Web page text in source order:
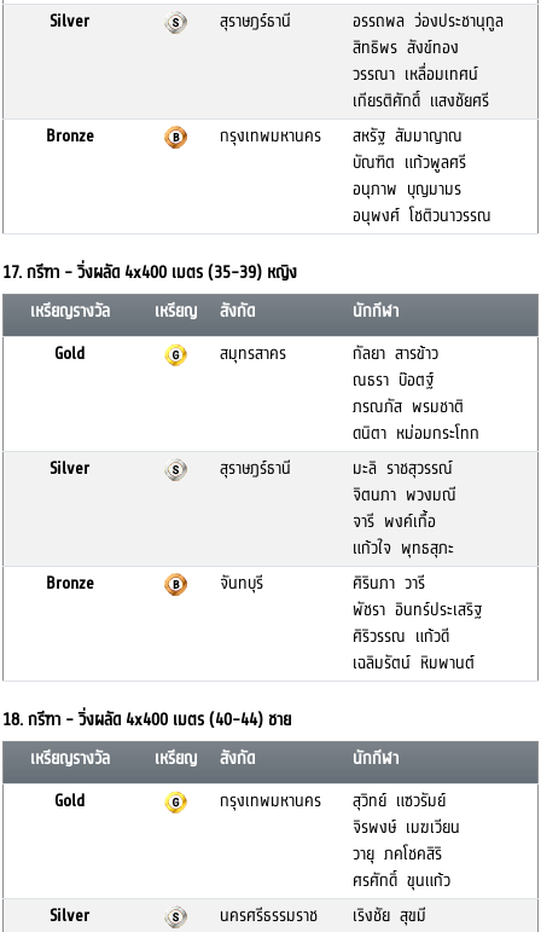
Silver
สุราษฎร์ธานี
อรรถพล ว่องประชานุกูล
สิทธิพร สังข์ทอง
วรรณา เหลื่อมเทศน์
เกียรติศักดิ์ แสงชัยศรี
Bronze
กรุงเทพมหานคร
สหรัฐ สัมมาญาณ
บัณฑิต แก้วพูลศรี
อนุภาพ บุญมามร
อนุพงศ์ โชติวนาวรรณ
17. กรีฑา - วิ่งผลัด 4x400 เมตร (35-39) หญิง
เหรียญรางวัล
เหรียญ สังกัด
นักกีฬา
Gold
สมุทรสาคร
กัลยา สารข้าว
ณธรา บ๊อตฐ์
ภรณภัส พรมชาติ
ดนิตา หม่อมกระโทก
Silver
สุราษฎร์ธานี
มะลิ ราชสุวรรณ์
จิตนภา พวงมณี
จารี พงค์เกื้อ
แก้วใจ พุทธสุภะ
Bronze
จันทบุรี
ศิรินภา วารี
พัชรา อินทร์ประเสริฐ
ศิริวรรณ แก้วดี
เฉลิมรัตน์ หิมพานต์
18. กรีฑา - วิ่งผลัด 4x400 เมตร (40-44) ชาย
เหรียญรางวัล
เหรียญ สังกัด
นักกีฬา
Gold
กรุงเทพมหานคร
สุวิทย์ แซวรัมย์
จิรพงษ์ เมฆเวียน
วายุ ภคโชคสิริ
ศรศักดิ์ ขุนแก้ว
Silver
นครศรีธรรมราช
เริงชัย สุขมี